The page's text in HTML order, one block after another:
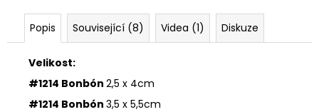
Popis Související (8) Videa (1) Diskuze
Velikost:
#1214 Bonbón 2,5 x 4cm
#1214 Bonbón 3,5 x 5,5cm
VÁNOCE
#1843
53
Kč